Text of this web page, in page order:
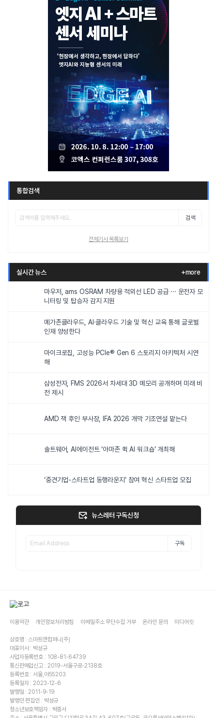
통합검색
검색
전체기사 목록보기
실시간 뉴스 +more
마우저, ams OSRAM 차량용 적외선 LED 공급 ··· 운전자 모
니터링 및 탑승자 감지 지원
메가존클라우드, AI·클라우드 기술 및 혁신 교육 통해 글로벌
인재 양성한다
마이크로칩, 고성능 PCIe® Gen 6 스토리지 아키텍처 시연
해
삼성전자, FMS 2026서 차세대 3D 메모리 공개하며 미래 비
전 제시
AMD 잭 후인 부사장, IFA 2026 개막 기조연설 맡는다
솔트웨어, AI에이전트 ‘아마존 퀵 AI 워크숍’ 개최해
‘중견기업-스타트업 동행라운지’ 참여 혁신 스타트업 모집
뉴스레터 구독신청
구독
이용약관 개인정보처리방침 이메일주소 무단수집 거부 온라인 문의 미디어킷
상호명 : 스마트앤컴퍼니(주)
대표이사 : 박성규
사업자등록번호 : 108-81-64739
통신판매업신고 : 2019-서울구로-2138호
등록번호 : 서울,아55203
등록일자 : 2023-12-6
발행일 : 2011-9-19
발행인·편집인 : 박성규
청소년보호책임자 : 박종서